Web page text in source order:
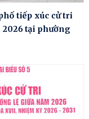
tiếp xúc cử tri
tại phường